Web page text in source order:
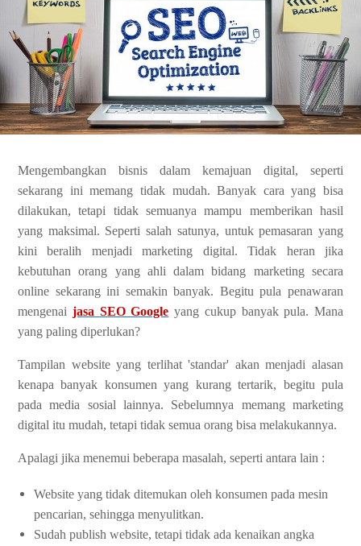
Mengembangkan bisnis dalam kemajuan digital, seperti
sekarang ini memang tidak mudah. Banyak cara yang bisa
dilakukan, tetapi tidak semuanya mampu memberikan hasil
yang maksimal. Seperti salah satunya, untuk pemasaran yang
kini beralih menjadi marketing digital. Tidak heran jika
kebutuhan orang yang ahli dalam bidang marketing secara
online sekarang ini semakin banyak. Begitu pula penawaran
mengenai jasa SEO Google yang cukup banyak pula. Mana
yang paling diperlukan?
Tampilan website yang terlihat 'standar' akan menjadi alasan
kenapa banyak konsumen yang kurang tertarik, begitu pula
pada media sosial lainnya. Sebelumnya memang marketing
digital itu mudah, tetapi tidak semua orang bisa melakukannya.
Apalagi jika menemui beberapa masalah, seperti antara lain :
Website yang tidak ditemukan oleh konsumen pada mesin
pencarian, sehingga menyulitkan.
Sudah publish website, tetapi tidak ada kenaikan angka